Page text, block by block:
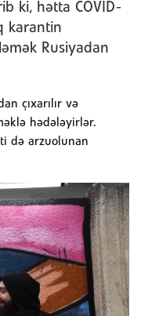
ki, hətta COVID-
karantin
Rusiyadan
çıxarılır və
hədələyirlər.
də arzuolunan